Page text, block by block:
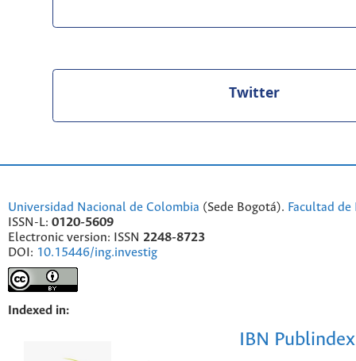
Twitter
Universidad Nacional de Colombia (Sede Bogotá). Facultad
ISSN-L: 0120-5609
Electronic version: ISSN 2248-8723
DOI: 10.15446/ing.investig
Indexed in:
IBN Publindex